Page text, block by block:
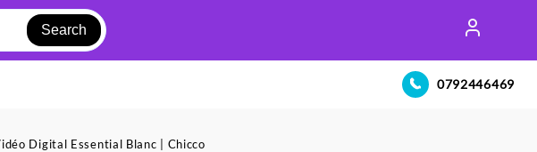
Search
0792446469
Digital Essential Blanc | Chicco